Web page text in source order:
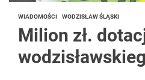
WIADOMOŚCI WODZISŁAW ŚLĄSKI
Milion zł.